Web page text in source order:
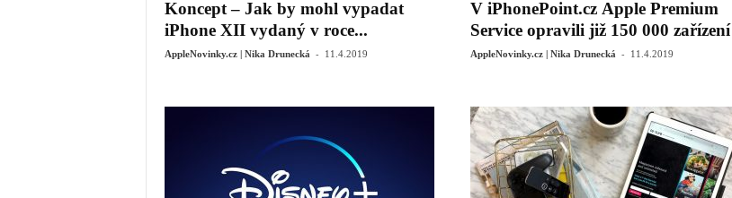
Koncept – Jak by mohl vypadat
iPhone XII vydaný v roce...
AppleNovinky.cz | Nika Drunecká - 11.4.2019
V iPhonePoint.cz Apple Premium
Service opravili již 150 000 zařízení
AppleNovinky.cz | Nika Drunecká - 11.4.2019